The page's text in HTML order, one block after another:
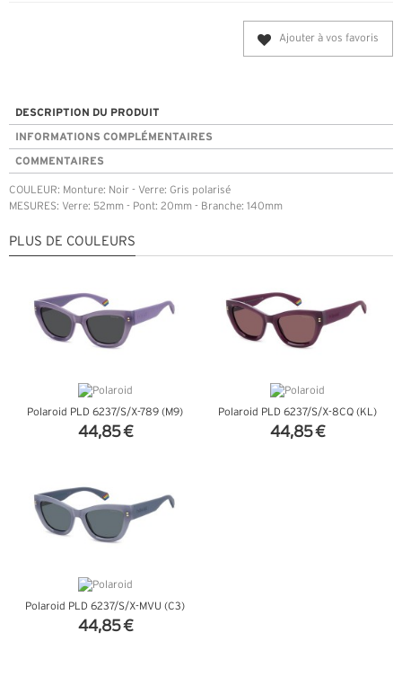
Ajouter à vos favoris
DESCRIPTION DU PRODUIT
INFORMATIONS COMPLÉMENTAIRES
COMMENTAIRES
COULEUR: Monture: Noir - Verre: Gris polarisé
MESURES: Verre: 52mm - Pont: 20mm - Branche: 140mm
PLUS DE COULEURS
Polaroid PLD 6237/S/X-789 (M9)
44,85 €
Polaroid PLD 6237/S/X-8CQ (KL)
44,85 €
Polaroid PLD 6237/S/X-MVU (C3)
44,85 €